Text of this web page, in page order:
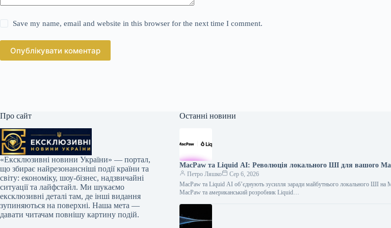
Save my name, email and website in this browser for the next time I comment.
Опублікувати коментар
Про сайт
«Ексклюзивні новини України» — портал,
що збирає найрезонансніші події країни та
світу: економіку, шоу-бізнес, надзвичайні
ситуації та лайфстайл. Ми шукаємо
ексклюзивні деталі там, де інші видання
зупиняються на поверхні. Наша мета —
давати читачам повнішу картину подій.
Останні новини
MacPaw та Liquid AI: Революція локального ШІ для вашого
Петро Ляшко
Сер 6, 2026
MacPaw та Liquid AI об’єднують зусилля заради майбутнього локального ШІ на
MacPaw та американський розробник Liquid…